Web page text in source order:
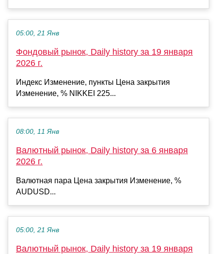
05:00, 21 Янв
Фондовый рынок, Daily history за 19 января
2026 г.
Индекс Изменение, пункты Цена закрытия
Изменение, % NIKKEI 225...
08:00, 11 Янв
Валютный рынок, Daily history за 6 января
2026 г.
Валютная пара Цена закрытия Изменение, %
AUDUSD...
05:00, 21 Янв
Валютный рынок, Daily history за 19 января